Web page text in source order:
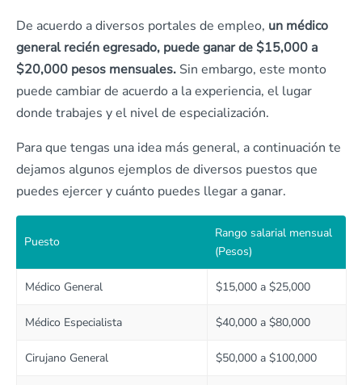
De acuerdo a diversos portales de empleo, un médico
general recién egresado, puede ganar de $15,000 a
$20,000 pesos mensuales. Sin embargo, este monto
puede cambiar de acuerdo a la experiencia, el lugar
donde trabajes y el nivel de especialización.
Para que tengas una idea más general, a continuación te
dejamos algunos ejemplos de diversos puestos que
puedes ejercer y cuánto puedes llegar a ganar.
Puesto
Rango salarial mensual
(Pesos)
Médico General $15,000 a $25,000
Médico Especialista $40,000 a $80,000
Cirujano General $50,000 a $100,000